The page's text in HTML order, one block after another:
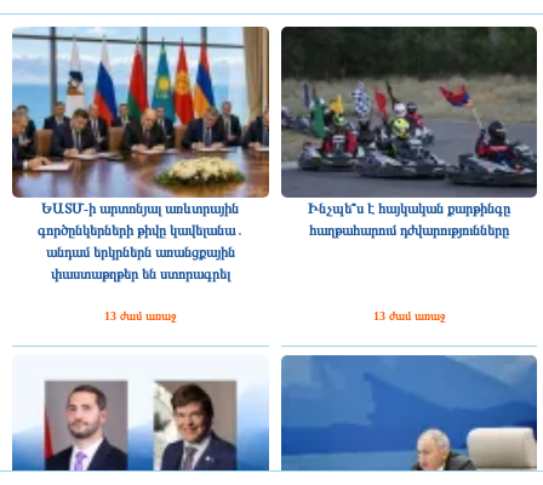
ԵԱՏՄ-ի արտոնյալ առևտրային
գործընկերների թիվը կավելանա․
անդամ երկրներն առանցքային
փաստաթղթեր են ստորագրել
13 ժամ առաջ
Ինչպե՞ս է հայկական քարթինգը
հաղթահարում դժվարությունները
13 ժամ առաջ